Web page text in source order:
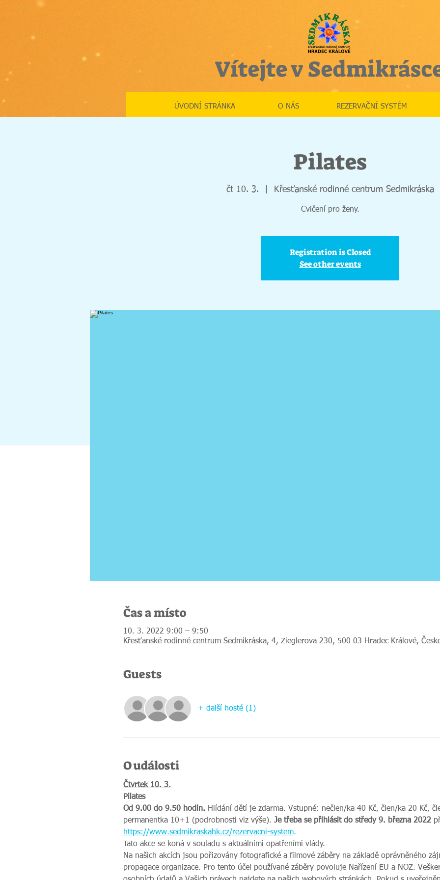
Vítejte v
ÚVODNÍ STRÁNKA O NÁS REZERVAČNÍ SYSTÉM
Pilates
čt 10. 3. Křesťanské rodinné centrum Sedmikráska
Cvičení pro ženy.
Registration is Closed
See other events
Čas a místo
10. 3. 2022 9:00 – 9:50
Křesťanské rodinné centrum Sedmikráska, 4, Zieglerova 230, 500 03 Hradec Králové,
Guests
+ další hosté (1)
O události
Čtvrtek 10. 3.
Pilates
Od 9.00 do 9.50 hodin. Hlídání dětí je zdarma. Vstupné: nečlen/ka 40 Kč, člen/ka 20 Kč,
permanentka 10+1 (podrobnosti viz výše). Je třeba se přihlásit do středy 9. března 2022
https://www.sedmikraskahk.cz/rezervacni-system.
Tato akce se koná v souladu s aktuálními opatřeními vlády.
Na našich akcích jsou pořizovány fotografické a filmové záběry na základě oprávněného
propagace organizace. Pro tento účel používané záběry povoluje Nařízení EU a NOZ.